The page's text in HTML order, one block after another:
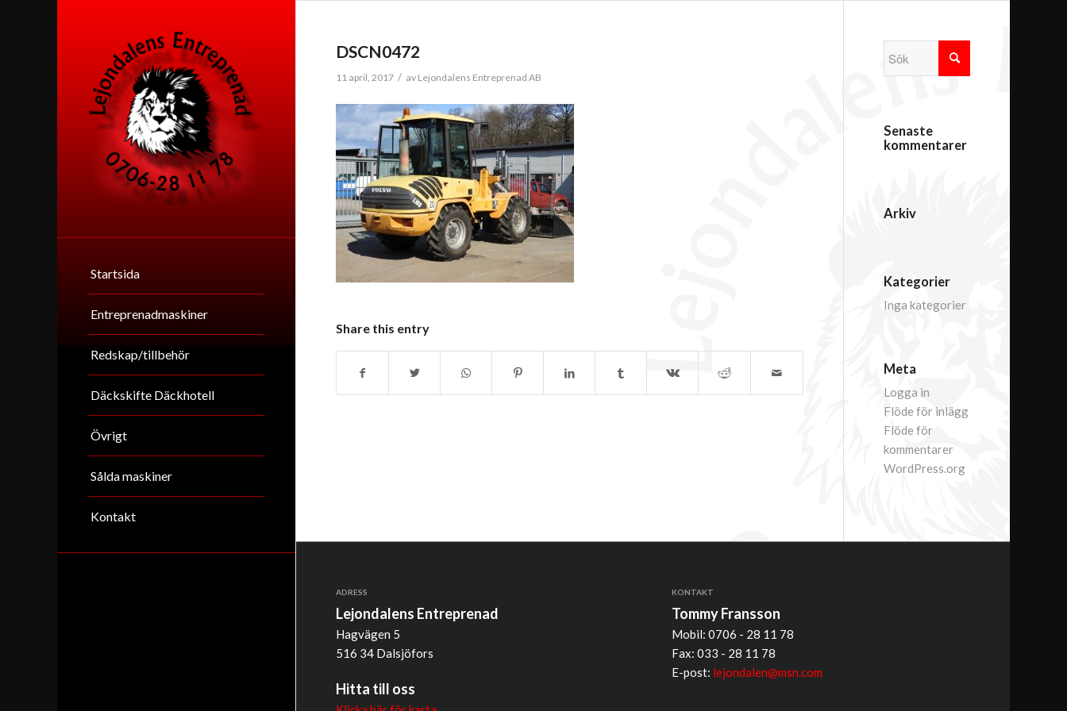
Startsida
Entreprenadmaskiner
Redskap/tillbehör
Däckskifte Däckhotell
Övrigt
Sålda maskiner
Kontakt
DSCN0472
11 april, 2017 / av Lejondalens Entreprenad AB
Share this entry
Senaste
kommentarer
Arkiv
Kategorier
Inga kategorier
Meta
Logga in
Flöde för inlägg
Flöde för
kommentarer
WordPress.org
ADRESS
Lejondalens Entreprenad
Hagvägen 5
516 34 Dalsjöfors
Hitta till oss
KONTAKT
Tommy Fransson
Mobil: 0706 - 28 11 78
Fax: 033 - 28 11 78
E-post: lejondalen@msn.com